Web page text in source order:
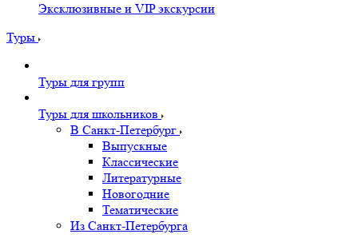
Эксклюзивные и VIP экскурсии
Туры
Туры для групп
Туры для школьников
В Санкт-Петербург
Выпускные
Классические
Литературные
Новогодние
Тематические
Из Санкт-Петербурга